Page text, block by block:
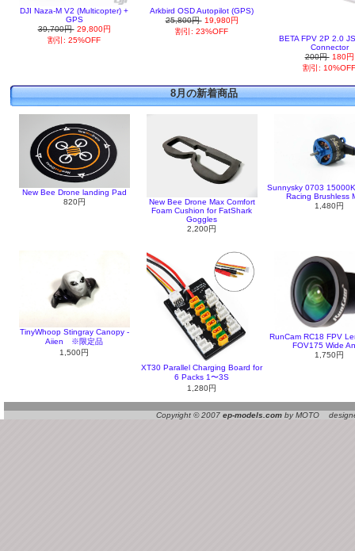
DJI Naza-M V2 (Multicopter) +
GPS
39,700円 29,800円
割引: 25%OFF
Arkbird OSD Autopilot (GPS)
25,800円 19,980円
割引: 23%OFF
BETA FPV 2P 2.0
Connector
200円 180円
割引:
8月の新着商品
New Bee Drone landing Pad
820円
New Bee Drone Max Comfort
Foam Cushion for FatShark
Goggles
2,200円
Sunnysky 0703
Racing Brushless
1,480円
TinyWhoop Stingray Canopy -
Aiien ※限定品
1,500円
XT30 Parallel Charging Board for
6 Packs 1〜3S
1,280円
RunCam RC18 FPV
FOV175 Wide
1,750円
Copyright © 2007 ep-models.com by MOTO